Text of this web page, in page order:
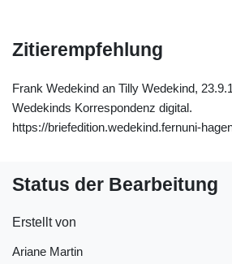
Zitierempfehlung
Frank Wedekind an Tilly Wedekind,
Wedekinds Korrespondenz digital.
https://briefedition.wedekind.fernuni-
Status der Bearbeitung
Erstellt von
Ariane Martin